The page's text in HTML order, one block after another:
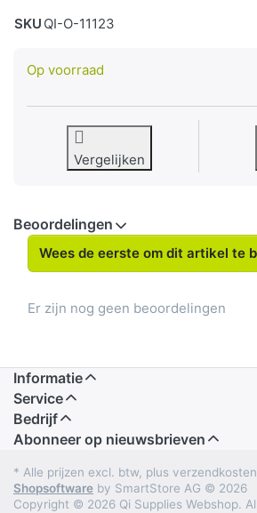
SKU QI-O-11123
Op voorraad
Vergelijken
Beoordelingen
Wees de eerste om dit artikel te
Er zijn nog geen beoordelingen
Informatie
Service
Bedrijf
Abonneer op nieuwsbrieven
* Alle prijzen excl. btw, plus verzendkosten
Shopsoftware by SmartStore AG © 2026
Copyright © 2026 Qi Supplies Webshop.